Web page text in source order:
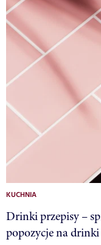
KUCHNIA
Drinki przepisy –
popozycje na drinki